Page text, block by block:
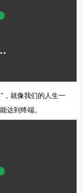
，就像我们的人生一
达到终端。